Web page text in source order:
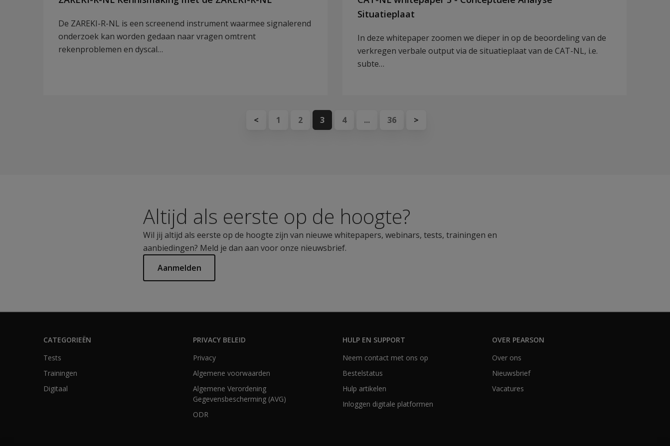
De ZAREKI-R-NL is een screenend instrument waarmee signalerend
onderzoek kan worden gedaan naar vragen omtrent
rekenproblemen en dyscal…
Situatieplaat
In deze whitepaper zoomen we dieper in op de beoordeling van de
verkregen verbale output via de situatieplaat van de CAT-NL, i.e.
subte…
< 1 2 3 4 ... 36 >
Altijd als eerste op de hoogte?
Wil jij altijd als eerste op de hoogte zijn van nieuwe whitepapers, webinars, tests, trainingen en
aanbiedingen? Meld je dan aan voor onze nieuwsbrief.
Aanmelden
CATEGORIEËN
Tests
Trainingen
Digitaal
PRIVACY BELEID
Privacy
Algemene voorwaarden
Algemene Verordening
Gegevensbescherming (AVG)
ODR
HULP EN SUPPORT
Neem contact met ons op
Bestelstatus
Hulp artikelen
Inloggen digitale platformen
OVER PEARSON
Over ons
Nieuwsbrief
Vacatures